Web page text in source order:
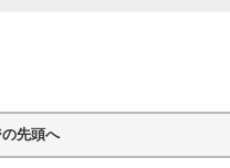
先頭へ